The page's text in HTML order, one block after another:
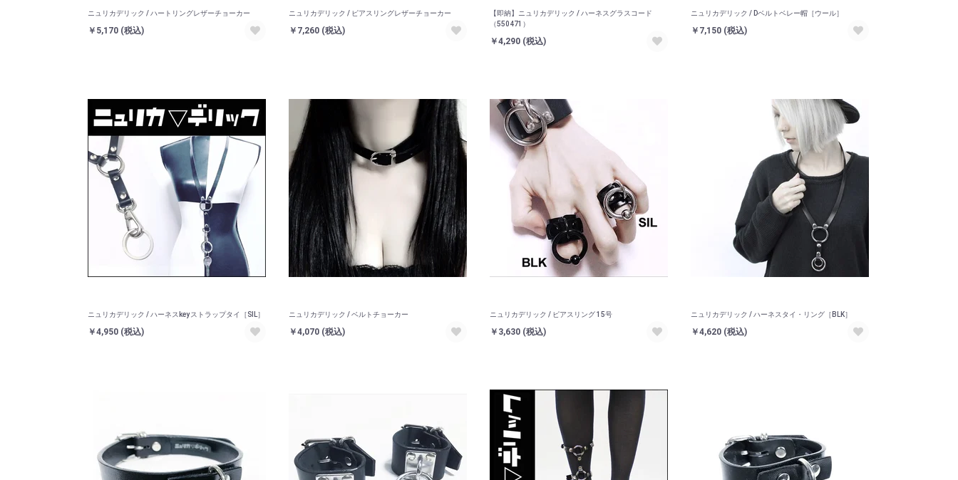
ニュリカデリック / ハートリングレザーチョーカー
￥5,170 (税込)
ニュリカデリック / ピアスリングレザーチョーカー
￥7,260 (税込)
【即納】ニュリカデリック / ハーネスグラスコード
（550471）
￥4,290 (税込)
ニュリカデリック / Dベルトベレー帽［ウール］
￥7,150 (税込)
ニュリカデリック / ハーネスkeyストラップタイ［SIL］
￥4,950 (税込)
ニュリカデリック / ベルトチョーカー
￥4,070 (税込)
ニュリカデリック / ピアスリング 15号
￥3,630 (税込)
ニュリカデリック / ハーネスタイ・リング［BLK］
￥4,620 (税込)
お買い物を続ける カートへ進む